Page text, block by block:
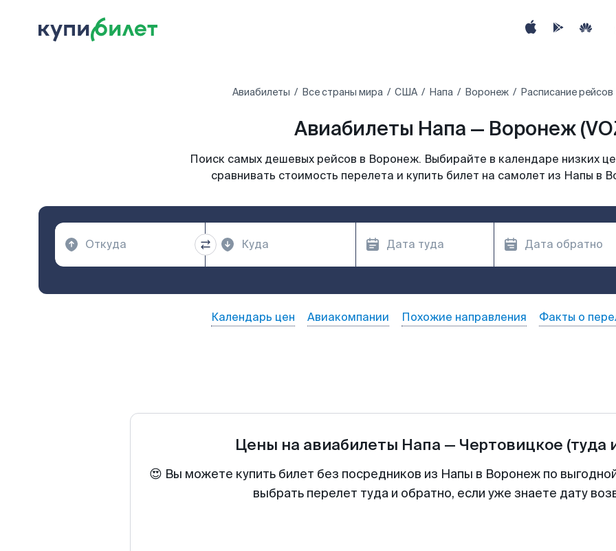
Авиабилеты Все страны мира США Напа Воронеж Расписание
Авиабилеты Напа — Воронеж
Поиск самых дешевых рейсов в Воронеж. Выбирайте в календаре низких
сравнивать стоимость перелета и купить билет на самолет из Напы в
Календарь цен Авиакомпании Похожие направления Факты о
Цены на авиабилеты Напа — Чертовицкое (туда
😍 Вы можете купить билет без посредников из Напы в Воронеж по
выбрать перелет туда и обратно, если уже знаете дату